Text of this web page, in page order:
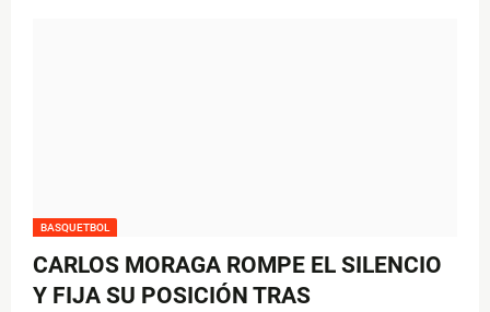
BASQUETBOL
CARLOS MORAGA ROMPE EL SILENCIO
Y FIJA SU POSICIÓN TRAS